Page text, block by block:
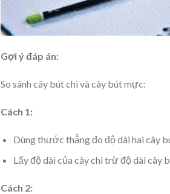
Gợi ý đáp án:
So sánh cây bút chì và cây bút mực:
Cách 1:
Dùng thước thẳng đo độ dài hai cây
Lấy độ dài của cây chì trừ độ dài
Cách 2: